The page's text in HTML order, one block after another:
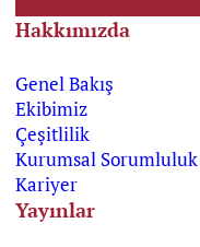
Hakkımızda
Genel Bakış
Ekibimiz
Çeşitlilik
Kurumsal Sorumluluk
Kariyer
Yayınlar